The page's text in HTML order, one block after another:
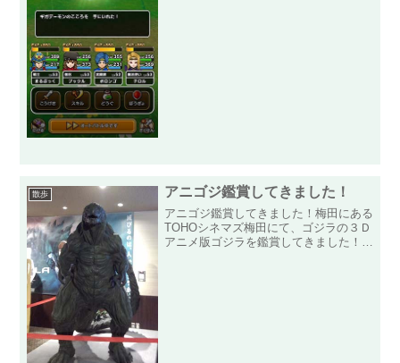
散歩 アニゴジ鑑賞してきました！
アニゴジ鑑賞してきました！梅田にある
TOHOシネマズ梅田にて、ゴジラの３Ｄ
アニメ版ゴジラを鑑賞してきました！何